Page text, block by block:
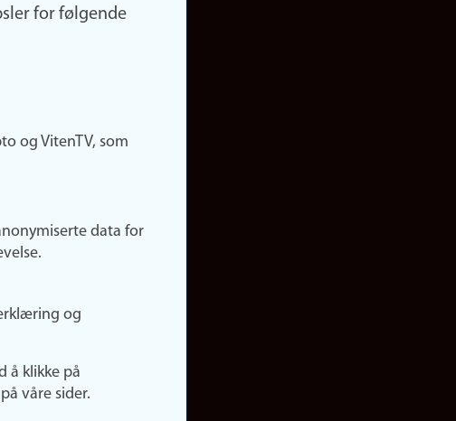
for følgende
og VitenTV, som
data for
og
å klikke på
våre sider.